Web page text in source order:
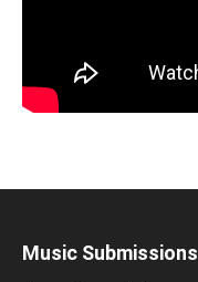
Music Submissions